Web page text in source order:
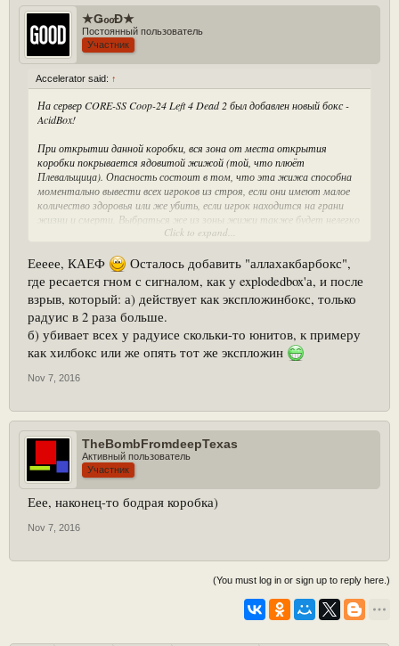
★ǤℴℴĐ★
Постоянный пользователь
Участник
Accelerator said: ↑
На сервер CORE-SS Coop-24 Left 4 Dead 2 был добавлен новый бокс -
AcidBox!
При открытии данной коробки, вся зона от места открытия
коробки покрывается ядовитой жижой (той, что плюёт
Плевальщица). Опасность состоит в том, что эта жижа способна
моментально вывести всех игроков из строя, если они имеют малое
количество здоровья или же убить, если игрок находится на грани
жизни и смерти. Выбраться же из зоны жижи также будет нелегко
и здоровому игроку, т.к. жижа покрывает достаточно большой
О введении данной коробки говорилось уже давно, многие игроки
просили её добавить, однако, тогда имелись некоторые недочеты в её
работе, однако сейчас все недочеты устранены и коробка наконец
появилась на сервере!
Click to expand...
Еееее, КАЕФ
Осталось добавить "аллахакбарбокс",
где ресается гном с сигналом, как у explodedbox'а, и после
взрыв, который: а) действует как экспложинбокс, только
радуис в 2 раза больше.
б) убивает всех у радуисе скольки-то юнитов, к примеру
как хилбокс или же опять тот же экспложин
Nov 7, 2016
TheBombFromdeepTexas
Активный пользователь
Участник
Еее, наконец-то бодрая коробка)
Nov 7, 2016
(You must log in or sign up to reply here.)